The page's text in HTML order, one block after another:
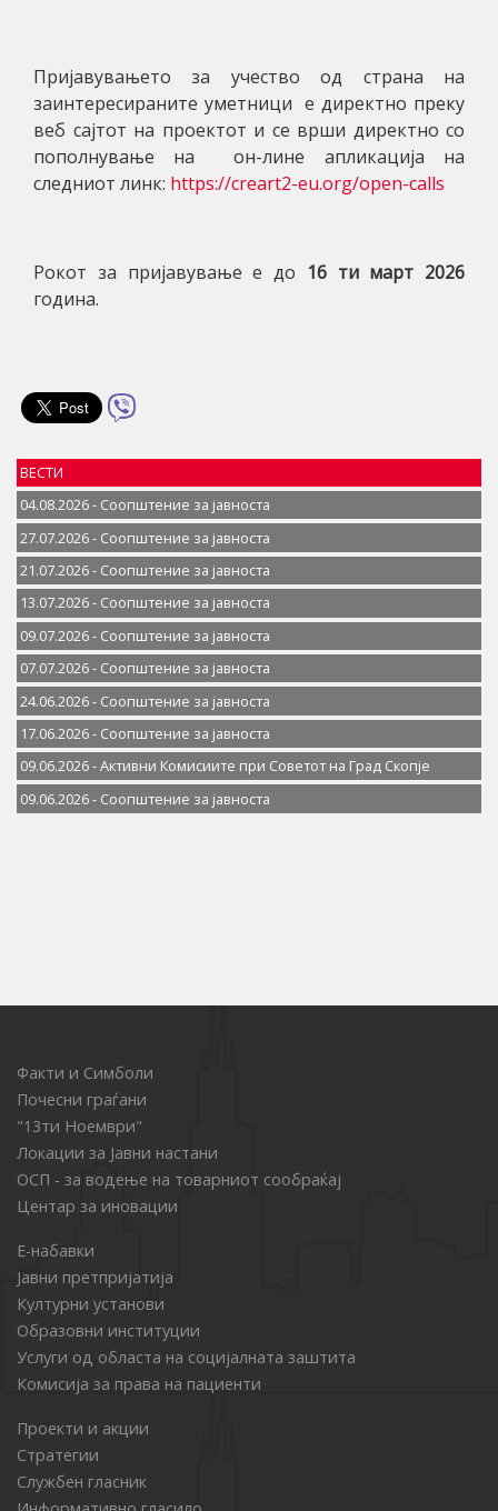
Пријавувањето за учество од страна на
заинтересираните уметници е директно преку
веб сајтот на проектот и се врши директно со
пополнување на он-лине апликација на
следниот линк: https://creart2-eu.org/open-calls
Рокот за пријавување е до 16 тимарт 2026
година.
ВЕСТИ
04.08.2026 - Соопштение за јавностa
27.07.2026 - Соопштение за јавностa
21.07.2026 - Соопштение за јавностa
13.07.2026 - Соопштение за јавностa
09.07.2026 - Соопштение за јавностa
07.07.2026 - Соопштение за јавноста
24.06.2026 - Соопштение за јавностa
17.06.2026 - Соопштение за јавностa
09.06.2026 - Активни Комисиите при Советот на Град Скопје
09.06.2026 - Соопштение за јавностa
Факти и Симболи
Почесни граѓани
"13ти Ноември"
Локации за Јавни настани
ОСП - за водење на товарниот сообраќај
Центар за иновации
Е-набавки
Јавни претпријатија
Културни установи
Образовни институции
Услуги од областа на социјалната заштита
Комисија за права на пациенти
Проекти и акции
Стратегии
Службен гласник